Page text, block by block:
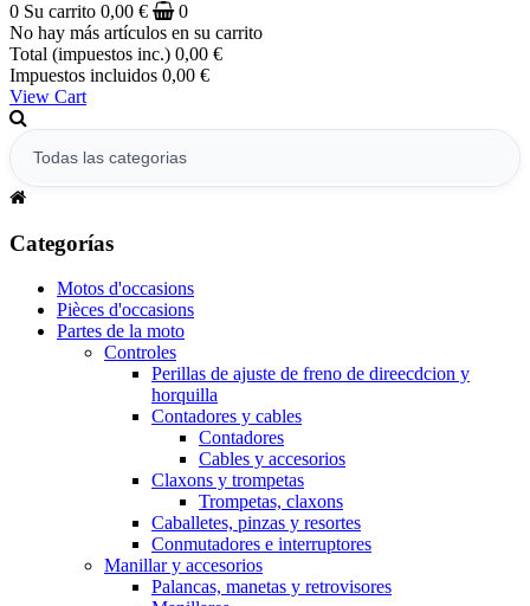
0 Su carrito 0,00 €
0
No hay más artículos en su carrito
Total (impuestos inc.) 0,00 €
Impuestos incluidos 0,00 €
View Cart
Categorías
Motos d'occasions
Pièces d'occasions
Partes de la moto
Controles
Perillas de ajuste de freno de direecdcion y
horquilla
Contadores y cables
Contadores
Cables y accesorios
Claxons y trompetas
Trompetas, claxons
Caballetes, pinzas y resortes
Conmutadores e interruptores
Manillar y accesorios
Palancas, manetas y retrovisores